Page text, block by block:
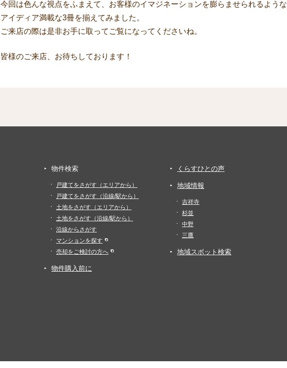
今回は色んな視点をふまえて、お客様のイマジネーションを膨らませられるような
アイディア満載な3冊を揃えてみました。
ご来店の際は是非お手に取ってご覧になってくださいね。
皆様のご来店、お待ちしております！
物件検索
戸建てをさがす（エリアから）
戸建てをさがす（沿線/駅から）
土地をさがす（エリアから）
土地をさがす（沿線/駅から）
沿線からさがす
マンションを探す
売却をご検討の方へ
物件購入前に
くらすひとの声
地域情報
吉祥寺
杉並
中野
三鷹
地域スポット検索